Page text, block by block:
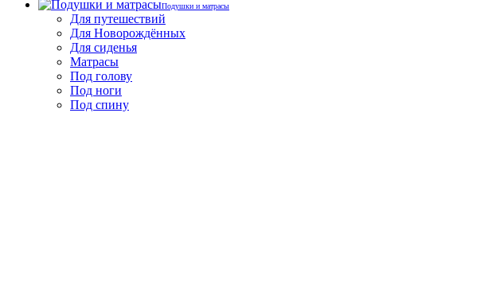
Подушки и матрасы
Для путешествий
Для Новорождённых
Для сиденья
Матрасы
Под голову
Под ноги
Под спину